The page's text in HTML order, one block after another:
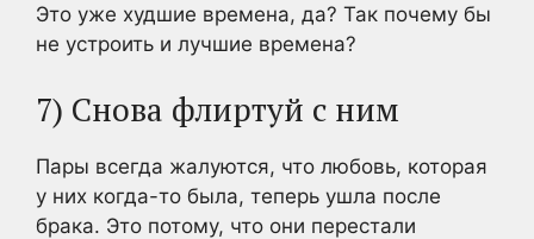
Это уже худшие времена, да? Так почему бы
не устроить и лучшие времена?
7) Снова флиртуй с ним
Пары всегда жалуются, что любовь, которая
у них когда-то была, теперь ушла после
брака. Это потому, что они перестали